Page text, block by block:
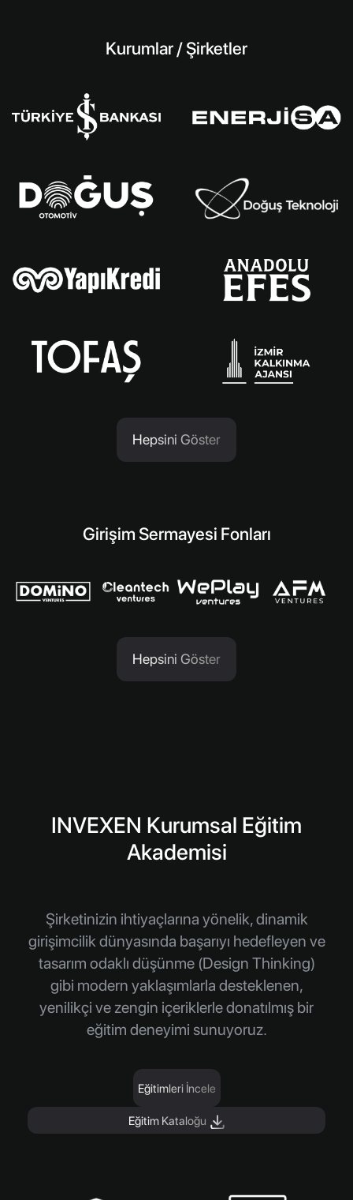
Kurumlar / Şirketler
Hepsini Göster
Girişim Sermayesi Fonları
Hepsini Göster
INVEXEN Kurumsal Eğitim
Akademisi
Şirketinizin ihtiyaçlarına yönelik, dinamik
girişimcilik dünyasında başarıyı hedefleyen ve
tasarım odaklı düşünme (Design Thinking)
gibi modern yaklaşımlarla desteklenen,
yenilikçi ve zengin içeriklerle donatılmış bir
eğitim deneyimi sunuyoruz.
Eğitimleri İncele
Eğitim Kataloğu